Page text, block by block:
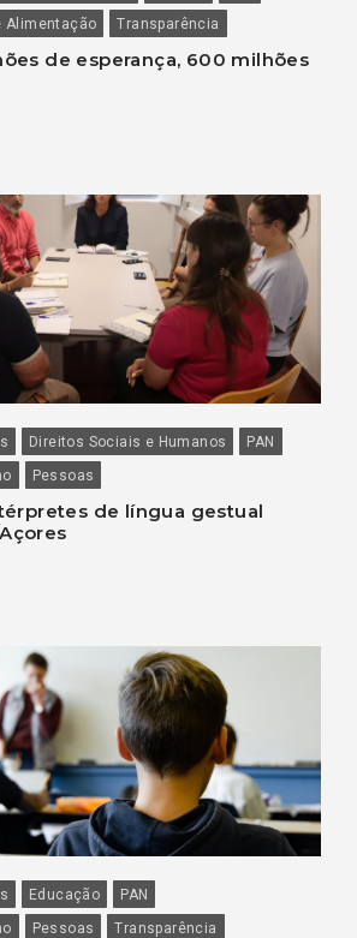
Alimentação Transparência
de esperança, 600 milhões
Direitos Sociais e Humanos
PAN
Pessoas
de língua gestual
Educação
PAN
Pessoas Transparência